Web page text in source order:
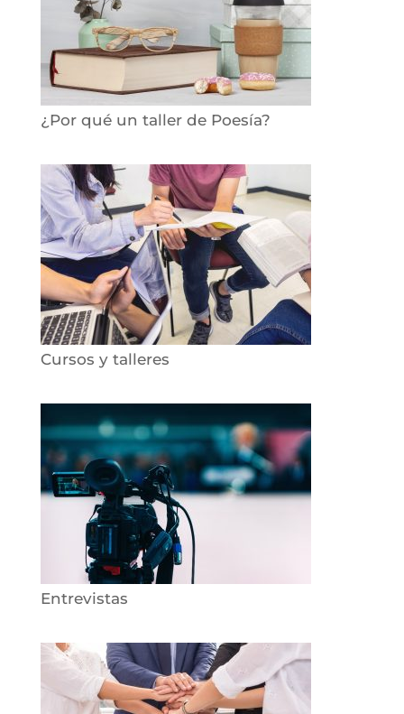
¿Por qué un taller de Poesía?
Cursos y talleres
Entrevistas